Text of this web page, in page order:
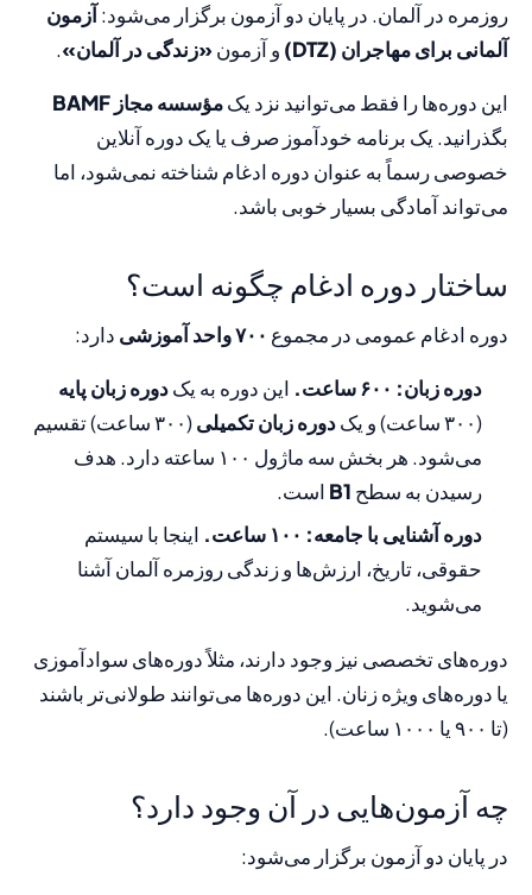
روزمره در آلمان. در پایان دو آزمون برگزار می‌شود:آزمون
آلمانی برای مهاجران (DTZ)
و آزمون«زندگی در آلمان».
این دوره‌ها را فقط می‌توانید نزد یکمؤسسه مجاز BAMF
بگذرانید. یک برنامه خودآموز صرف یا یک دوره آنلاین
خصوصی رسماً به عنوان دوره ادغام شناخته نمی‌شود، اما
می‌تواند آمادگی بسیار خوبی باشد.
ساختار دوره ادغام چگونه است؟
دوره ادغام عمومی در مجموع ۷۰۰ واحد آموزشی دارد:
دوره زبان: ۶۰۰ ساعت. این دوره به یکدوره زبان پایه
(۳۰۰ ساعت) و یک
دوره زبان تکمیلی
(۳۰۰ ساعت) تقسیم
می‌شود. هر بخش سه ماژول ۱۰۰ ساعته دارد. هدف
رسیدن به سطح B1 است.
دوره آشنایی با جامعه: ۱۰۰ ساعت.
اینجا با سیستم
حقوقی، تاریخ، ارزش‌ها و زندگی روزمره آلمان آشنا
می‌شوید.
دوره‌های تخصصی نیز وجود دارند، مثلاً دوره‌های سوادآموزی
یا دوره‌های ویژه زنان. این دوره‌ها می‌توانند طولانی‌تر باشند
(تا ۹۰۰ یا ۱۰۰۰ ساعت).
چه آزمون‌هایی در آن وجود دارد؟
در پایان دو آزمون برگزار می‌شود: